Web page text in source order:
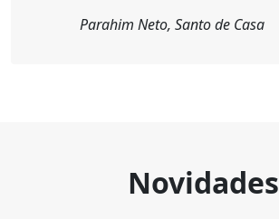
Parahim Neto, Santo de Casa
Novidades